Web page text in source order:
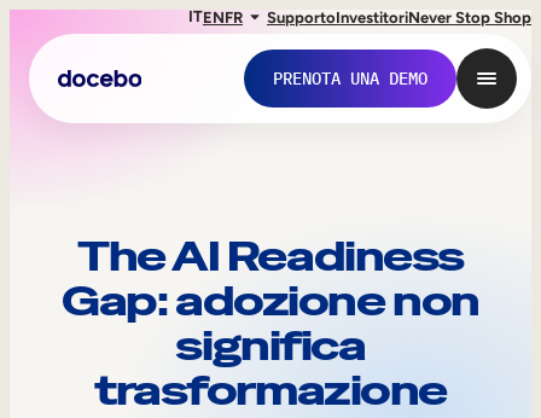
ITENFR SupportoInvestitoriNever Stop Shop
PRENOTA UNA DEMO
The AI Readiness
Gap: adozione non
significa
trasformazione